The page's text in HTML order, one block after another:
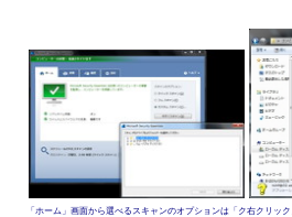
「ホーム」画面から選べるスキャンのオプションは「ク右クリッ